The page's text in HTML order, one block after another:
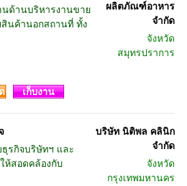
ด้านบริหารงานขาย
นค้านอกสถานที่ ทั้ง
ผลิตภัณฑ์อาหาร
จำกัด
จังหวัด
สมุทรปราการ
เก็บงาน
ธุรกิจบริษัทฯ และ
ห้สอดคล้องกับ
บริษัท นิติพล คลินิก
จำกัด
จังหวัด
กรุงเทพมหานคร